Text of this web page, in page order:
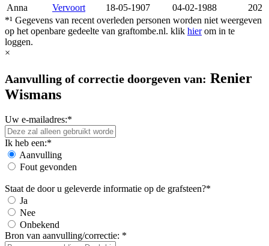
Anna
Vervoort 18-05-1907 04-02-1988
202
*¹ Gegevens van recent overleden personen worden niet weergeven
op het openbare gedeelte van graftombe.nl. klik hierom in te
loggen.
×
Aanvulling of correctie doorgeven van: Renier
Wismans
Uw e-mailadres:*
Ik heb een:*
Aanvulling
Fout gevonden
Staat de door u geleverde informatie op de grafsteen?*
Ja
Nee
Onbekend
Bron van aanvulling/correctie: *